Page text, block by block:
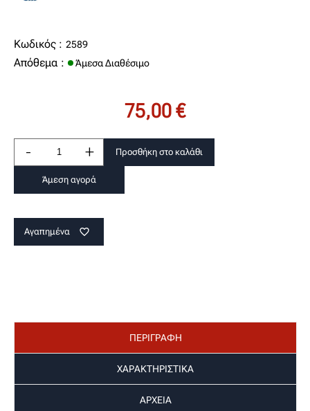
Κωδικός : 2589
Απόθεμα : Άμεσα Διαθέσιμο
75,00 €
- + Προσθήκη στο καλάθι
Άμεση αγορά
Αγαπημένα favorite_border
ΠΕΡΙΓΡΑΦΗ
ΧΑΡΑΚΤΗΡΙΣΤΙΚΑ
ΑΡΧΕΙΑ